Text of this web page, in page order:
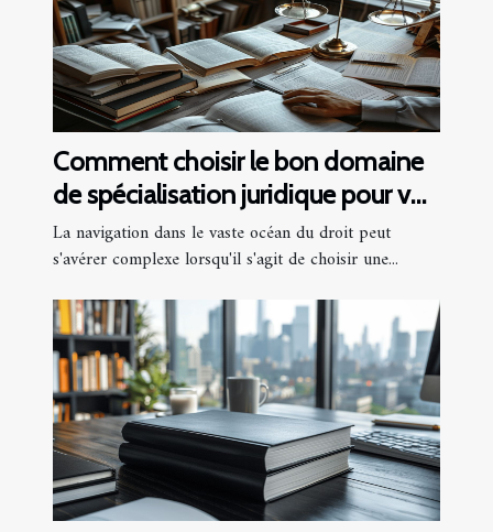
Comment choisir le bon domaine
de spécialisation juridique pour vos
besoins
La navigation dans le vaste océan du droit peut
s'avérer complexe lorsqu'il s'agit de choisir une...